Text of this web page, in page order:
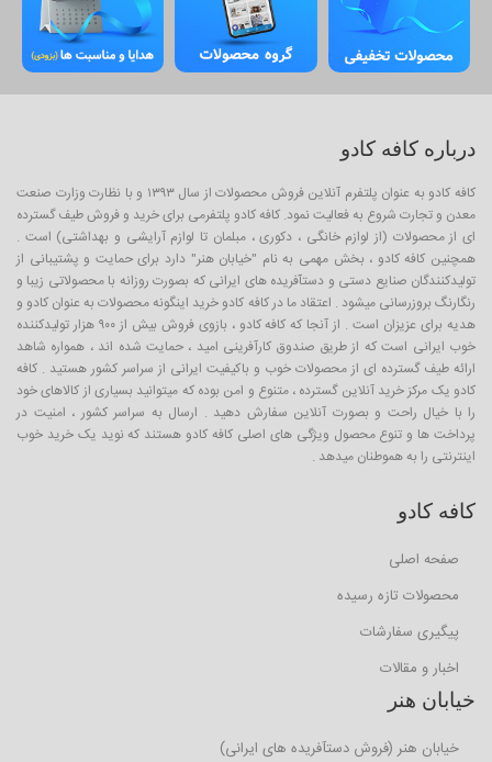
درباره کافه کادو
کافه کادو به عنوان پلتفرم آنلاین فروش محصولات از سال ۱۳۹۳ و با نظارت وزارت صنعت
معدن و تجارت شروع به فعالیت نمود. کافه کادو پلتفرمی برای خرید و فروش طیف گسترده
ای از محصولات (از لوازم خانگی ، دکوری ، مبلمان تا لوازم آرایشی و بهداشتی) است .
همچنین کافه کادو ، بخش مهمی به نام "خیابان هنر" دارد برای حمایت و پشتیبانی از
تولیدکنندگان صنایع دستی و دستآفریده های ایرانی که بصورت روزانه با محصولاتی زیبا و
رنگارنگ بروزرسانی میشود . اعتقاد ما در کافه کادو خرید اینگونه محصولات به عنوان کادو و
هدیه برای عزیزان است . از آنجا که کافه کادو ، بازوی فروش بیش از ۹۰۰ هزار تولیدکننده
خوب ایرانی است که از طریق صندوق کارآفرینی امید ، حمایت شده اند ، همواره شاهد
ارائه طیف گسترده ای از محصولات خوب و باکیفیت ایرانی از سراسر کشور هستید . کافه
کادو یک مرکز خرید آنلاین گسترده ، متنوع و امن بوده که میتوانید بسیاری از کالاهای خود
را با خیال راحت و بصورت آنلاین سفارش دهید . ارسال به سراسر کشور ، امنیت در
پرداخت ها و تنوع محصول ویژگی های اصلی کافه کادو هستند که نوید یک خرید خوب
اینترنتی را به هموطنان میدهد .
کافه کادو
صفحه اصلی
محصولات تازه رسیده
پیگیری سفارشات
اخبار و مقالات
خیابان هنر
خیابان هنر (فروش دستآفریده های ایرانی)